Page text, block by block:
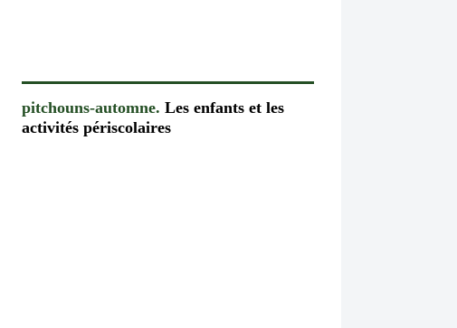
pitchouns-automne. Les enfants et les
activités périscolaires